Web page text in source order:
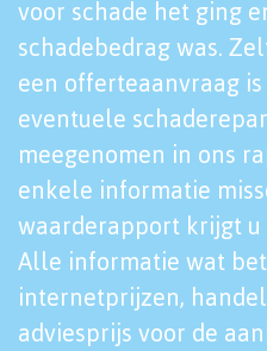
voor schade het ging
schadebedrag was.
een offerteaanvraag
eventuele
meegenomen in ons
enkele informatie
waarderapport krijgt
Alle informatie wat
internetprijzen,
adviesprijs voor de